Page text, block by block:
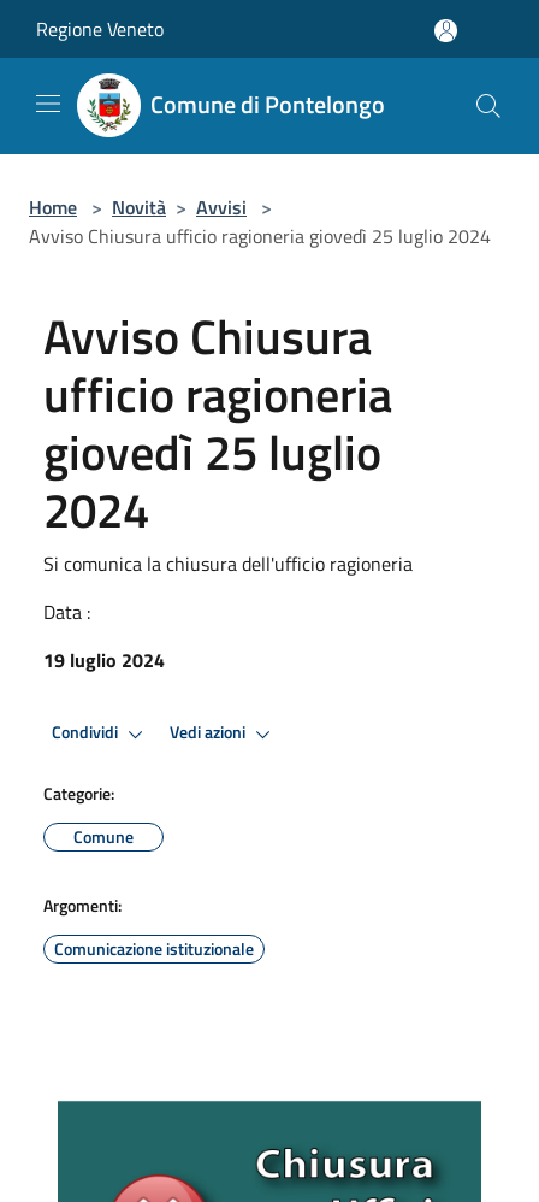
Regione Veneto
Comune di Pontelongo
Home > Novità > Avvisi >
Avviso Chiusura ufficio ragioneria giovedì 25 luglio 2024
Avviso Chiusura
ufficio ragioneria
giovedì 25 luglio
2024
Si comunica la chiusura dell'ufficio ragioneria
Data :
19 luglio 2024
Condividi Vedi azioni
Categorie:
Comune
Argomenti:
Comunicazione istituzionale